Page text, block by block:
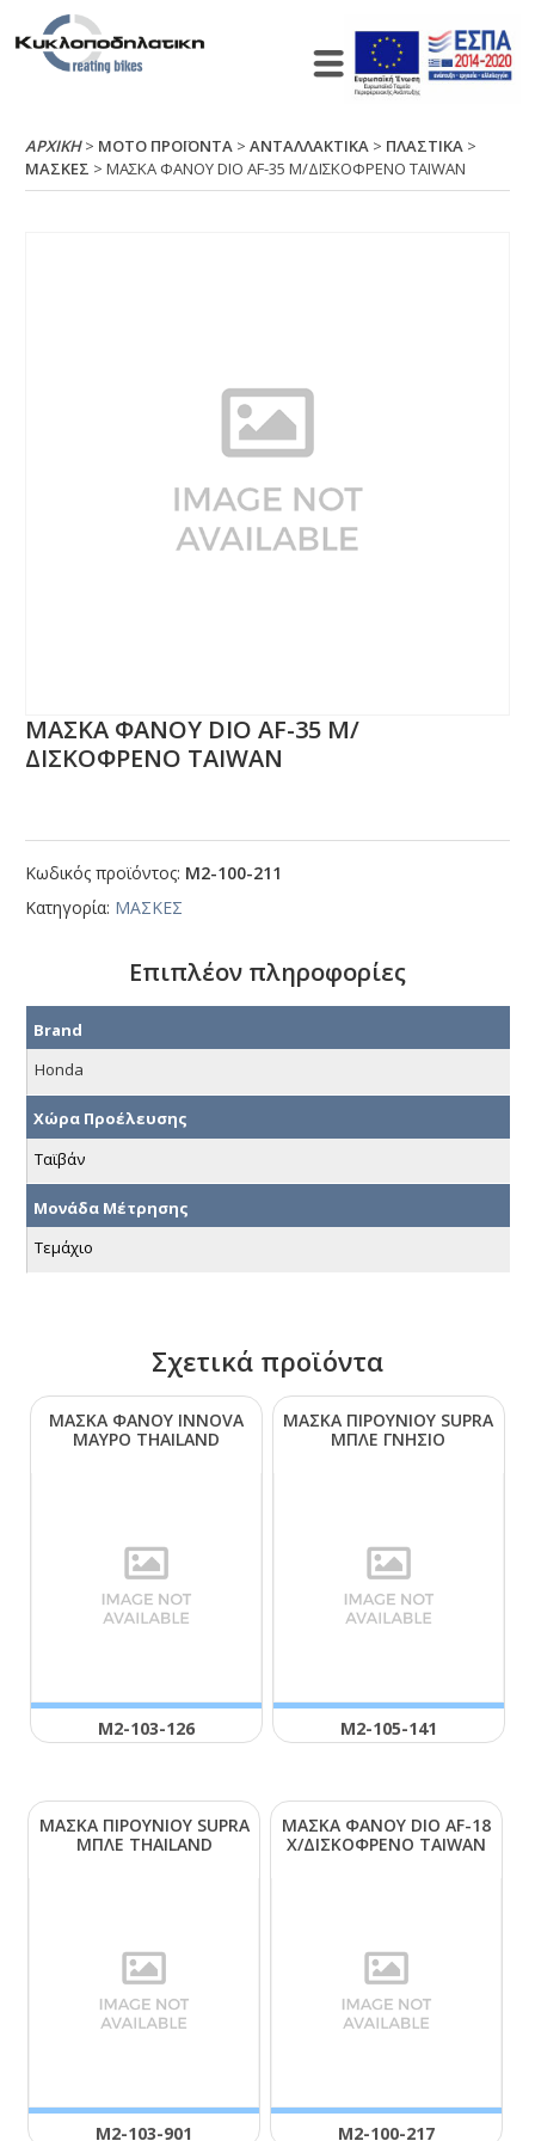
ΑΡΧΙΚΉ> ΜΟΤΟ ΠΡΟΪΟΝΤΑ >ΑΝΤΑΛΛΑΚΤΙΚΑ > ΠΛΑΣΤΙΚΑ >
ΜΑΣΚΕΣ > ΜΑΣΚΑ ΦΑΝΟΥ DΙΟ ΑF-35 Μ/ΔΙΣΚΟΦΡΕΝΟ ΤΑΙWΑΝ
ΜΑΣΚΑ ΦΑΝΟΥ DΙΟ ΑF-35 Μ/
ΔΙΣΚΟΦΡΕΝΟ ΤΑΙWΑΝ
Κωδικός προϊόντος: Μ2-100-211
Κατηγορία: ΜΑΣΚΕΣ
Επιπλέον πληροφορίες
Brand
Honda
Χώρα Προέλευσης
Ταϊβάν
Μονάδα Μέτρησης
Τεμάχιο
Σχετικά προϊόντα
ΜΑΣΚΑ ΦΑΝΟΥ ΙΝΝΟVΑ
ΜΑΥΡΟ ΤΗΑΙLΑΝD
Μ2-103-126
ΜΑΣΚΑ ΠΙΡΟΥΝΙΟΥ SUΡRΑ
ΜΠΛΕ ΓΝΗΣΙΟ
Μ2-105-141
ΜΑΣΚΑ ΠΙΡΟΥΝΙΟΥ SUΡRΑ
ΜΠΛΕ ΤΗΑΙLΑΝD
Μ2-103-901
ΜΑΣΚΑ ΦΑΝΟΥ DΙΟ ΑF-18
Χ/ΔΙΣΚΟΦΡΕΝΟ ΤΑΙWΑΝ
Μ2-100-217